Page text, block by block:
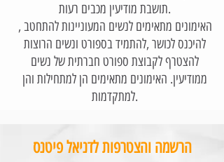
תושבת מודיעין מכבים רעות.
האימונים מתאימים לנשים המעוניינות להתחטב ,
להיכנס לכושר ,להתמיד בספורט ונשים הרוצות
להצטרף לקבוצת ספורט חברתית של נשים
ממודיעין. האימונים מתאימים הן למתחילות והן
למתקדמות.
הרשמה והצטרפות לדניאל פיטנס